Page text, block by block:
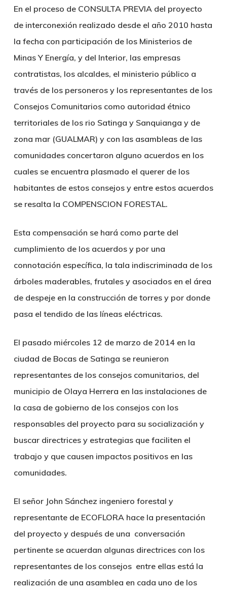
En el proceso de CONSULTA PREVIA del proyecto
de interconexión realizado desde el año 2010 hasta
la fecha con participación de los Ministerios de
Minas Y Energía, y del Interior, las empresas
contratistas, los alcaldes, el ministerio público a
través de los personeros y los representantes de los
Consejos Comunitarios como autoridad étnico
territoriales de los rio Satinga y Sanquianga y de
zona mar (GUALMAR) y con las asambleas de las
comunidades concertaron alguno acuerdos en los
cuales se encuentra plasmado el querer de los
habitantes de estos consejos y entre estos acuerdos
se resalta la COMPENSCION FORESTAL.
Esta compensación se hará como parte del
cumplimiento de los acuerdos y por una
connotación específica, la tala indiscriminada de los
árboles maderables, frutales y asociados en el área
de despeje en la construcción de torres y por donde
pasa el tendido de las líneas eléctricas.
El pasado miércoles 12 de marzo de 2014 en la
ciudad de Bocas de Satinga se reunieron
representantes de los consejos comunitarios, del
municipio de Olaya Herrera en las instalaciones de
la casa de gobierno de los consejos con los
responsables del proyecto para su socialización y
buscar directrices y estrategias que faciliten el
trabajo y que causen impactos positivos en las
comunidades.
El señor John Sánchez ingeniero forestal y
representante de ECOFLORA hace la presentación
del proyecto y después de una conversación
pertinente se acuerdan algunas directrices con los
representantes de los consejos entre ellas está la
realización de una asamblea en cada uno de los